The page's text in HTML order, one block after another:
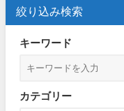
絞り込み検索
キーワード
カテゴリー